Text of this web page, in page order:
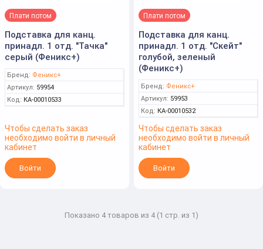
Плати потом
Подставка для канц.
принадл. 1 отд. "Тачка"
серый (Феникс+)
Бренд: Феникс+
Артикул: 59954
Код: КА-00010533
Чтобы сделать заказ
необходимо войти в личный
кабинет
Войти
Плати потом
Подставка для канц.
принадл. 1 отд. "Скейт"
голубой, зеленый
(Феникс+)
Бренд: Феникс+
Артикул: 59953
Код: КА-00010532
Чтобы сделать заказ
необходимо войти в личный
кабинет
Войти
Показано 4 товаров из 4 (1 стр. из 1)